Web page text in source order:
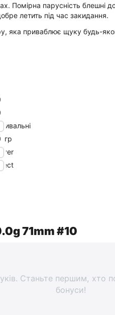
Помірна парусність блешні
летить під час закидання.
яка приваблює щуку будь-
гр
71mm #10
Станьте першим, хто
бонуси!